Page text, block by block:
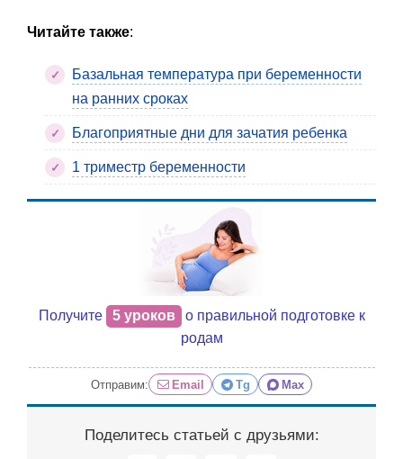
Читайте также:
Базальная температура при беременности
на ранних сроках
Благоприятные дни для зачатия ребенка
1 триместр беременности
Получите 5 уроков
о правильной подготовке к
родам
Отправим: Email Tg Max
Поделитесь статьей с друзьями: